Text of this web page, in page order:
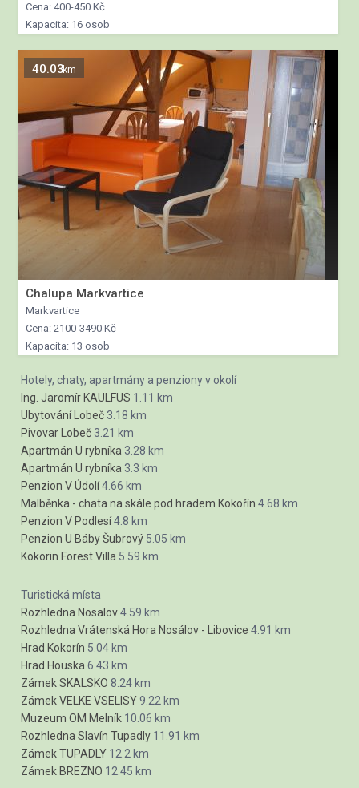
Cena: 400-450 Kč
Kapacita: 16 osob
40.03km
Chalupa Markvartice
Markvartice
Cena: 2100-3490 Kč
Kapacita: 13 osob
Hotely, chaty, apartmány a penziony v okolí
Ing. Jaromír KAULFUS 1.11 km
Ubytování Lobeč 3.18 km
Pivovar Lobeč 3.21 km
Apartmán U rybníka 3.28 km
Apartmán U rybníka 3.3 km
Penzion V Údolí4.66 km
Malběnka - chata na skále pod hradem Kokořín 4.68 km
Penzion V Podlesí4.8 km
Penzion U Báby Šubrový 5.05 km
Kokorin Forest Villa 5.59 km
Turistická místa
Rozhledna Nosalov4.59 km
Rozhledna Vrátenská Hora Nosálov - Libovice 4.91 km
Hrad Kokorín 5.04 km
Hrad Houska 6.43 km
Zámek SKALSKO 8.24 km
Zámek VELKE VSELISY9.22 km
Muzeum OM Melník 10.06 km
Rozhledna Slavín Tupadly 11.91 km
Zámek TUPADLY 12.2 km
Zámek BREZNO 12.45 km